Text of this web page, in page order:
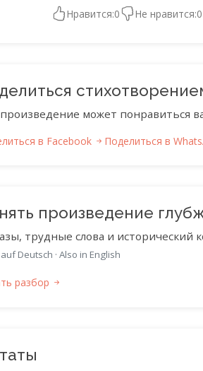
Нравится:0 Не нравится:0
может понравиться
в Facebook Поделиться в
произведение
трудные слова и исторический
Deutsch · Also in English
разбор